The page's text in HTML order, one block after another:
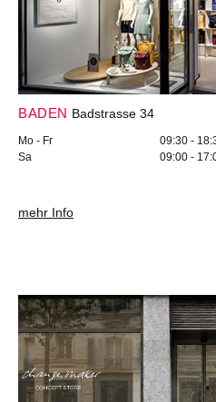
BADEN Badstrasse 34
Mo - Fr
09:30 -
Sa
09:00 -
mehr Info